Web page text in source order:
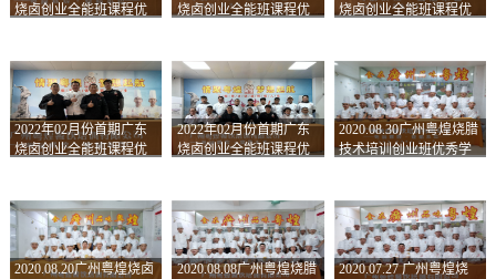
烧卤创业全能班课程优
烧卤创业全能班课程优
烧卤创业全能班课程优
2022年02月份首期广东
烧卤创业全能班课程优
2022年02月份首期广东
烧卤创业全能班课程优
2020.08.30广州粤煌烧腊
技术培训创业班优秀学
2020.08.20广州粤煌烧卤
2020.08.08广州粤煌烧腊
2020.07.27 广州粤煌烧